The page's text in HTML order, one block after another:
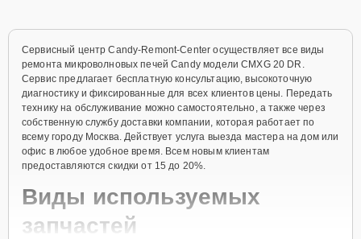
Сервисный центр Candy-Remont-Center осуществляет все виды
ремонта микроволновых печей Candy модели CMXG 20 DR.
Сервис предлагает бесплатную консультацию, высокоточную
диагностику и фиксированные для всех клиентов цены. Передать
технику на обслуживание можно самостоятельно, а также через
собственную службу доставки компании, которая работает по
всему городу Москва. Действует услуга выезда мастера на дом или
офис в любое удобное время. Всем новым клиентам
предоставляются скидки от 15 до 20%.
Виды используемых
запчастей